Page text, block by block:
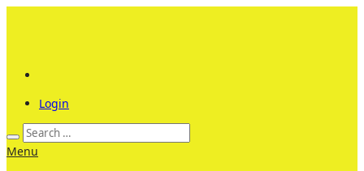
Login
Menu